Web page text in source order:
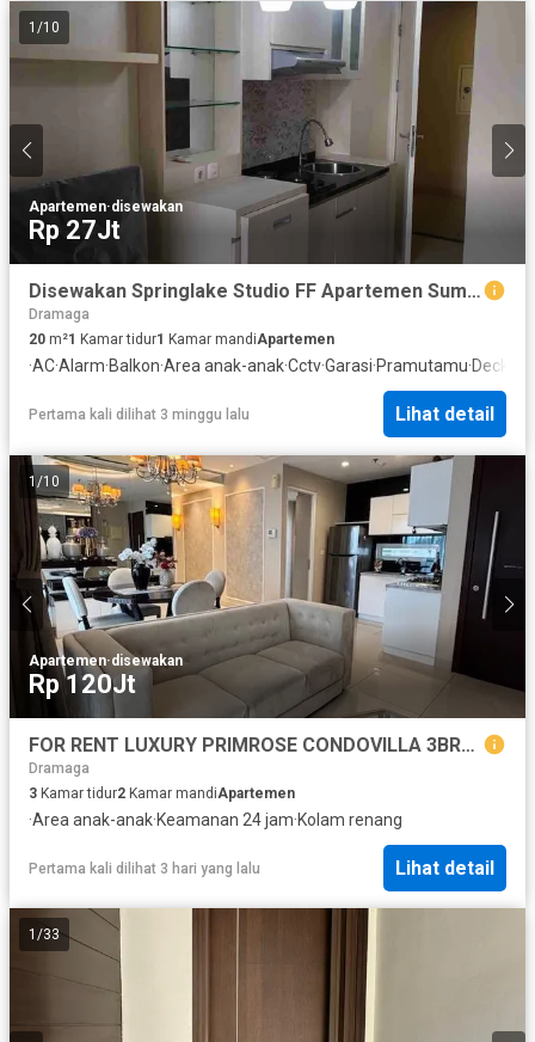
1 /10
Apartemen·disewakan
Rp 27Jt
Disewakan Springlake Studio FF Apartemen Summarecon Bekasi
Dramaga
20 m²1 Kamar tidur1 Kamar mandiApartemen
·AC·Alarm·Balkon·Area anak-anak·Cctv·Garasi·Pramutamu·Deck
Pertama kali dilihat 3 minggu lalu Lihat detail
1/10
Apartemen·disewakan
Rp 120Jt
FOR RENT LUXURY PRIMROSE CONDOVILLA 3BR+1
Dramaga
3 Kamar tidur2 Kamar mandiApartemen
·Area anak-anak·Keamanan 24 jam·Kolam renang
Pertama kali dilihat 3 hari yang lalu Lihat detail
1 /33